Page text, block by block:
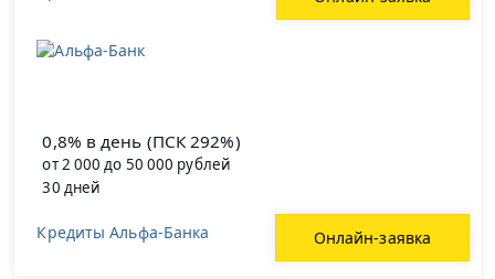
0,8% в день (ПСК 292%)
от 2 000 до 50 000 рублей
30 дней
Онлайн-заявка
Кредиты Альфа-Банка